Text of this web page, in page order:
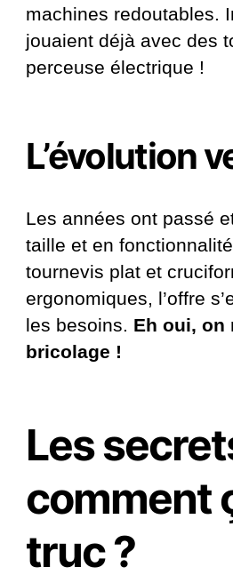
machines redoutables.
jouaient déjà avec des
perceuse électrique !
L’évolution
Les années ont passé
taille et en
tournevis plat et
ergonomiques, l’offre
les besoins. Eh oui, on
bricolage !
Les
comment
truc ?